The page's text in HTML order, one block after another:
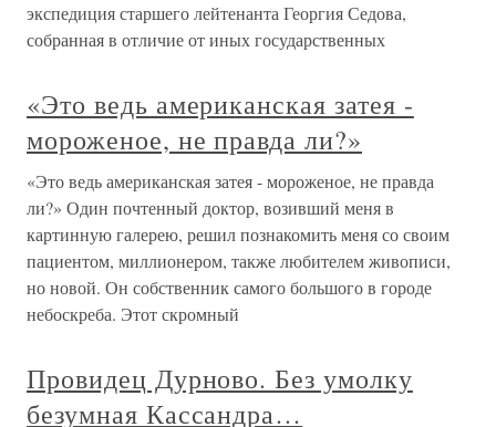
экспедиция старшего лейтенанта Георгия Седова,
собранная в отличие от иных государственных
«Это ведь американская затея -
мороженое, не правда ли?»
«Это ведь американская затея - мороженое, не правда
ли?» Один почтенный доктор, возивший меня в
картинную галерею, решил познакомить меня со своим
пациентом, миллионером, также любителем живописи,
но новой. Он собственник самого большого в городе
небоскреба. Этот скромный
Провидец Дурново. Без умолку
безумная Кассандра…